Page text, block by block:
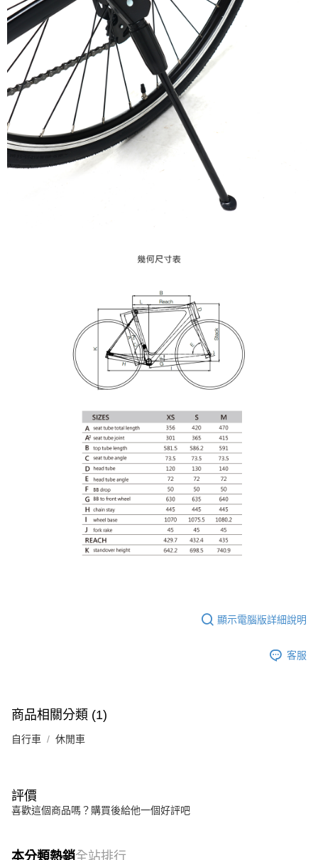
顯示電腦版詳細說明
客服
商品相關分類 (1)
自行車 休閒車
評價
喜歡這個商品嗎？購買後給他一個好評吧
本分類熱銷全站排行